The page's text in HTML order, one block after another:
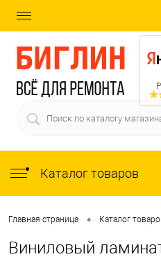
Каталог товаров
Главная страница • Каталог
Виниловый